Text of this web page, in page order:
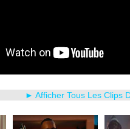
► Afficher Tous Les Clips